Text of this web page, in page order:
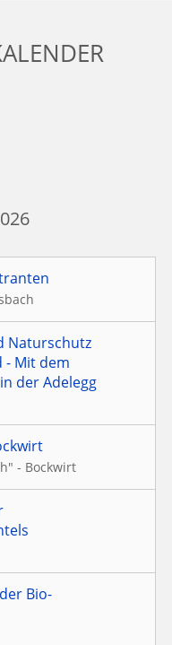
Naturschutz
- Mit dem
der Adelegg
- Bockwirt
Bio-